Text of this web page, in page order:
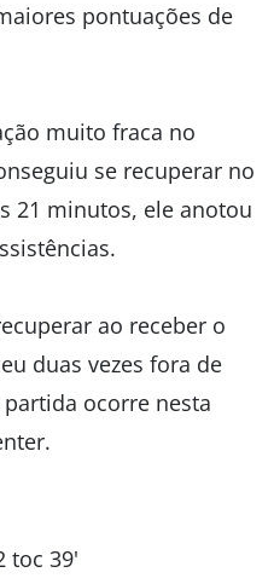
pontuações de
muito fraca no
se recuperar no
21 minutos, ele anotou
ao receber o
duas vezes fora de
ocorre nesta
toc 39'